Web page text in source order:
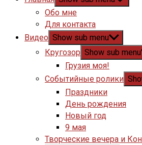
Обо мне
Для контакта
Видео Show sub menu
Кругозор Show sub menu
Грузия моя!
Событийные ролики
Праздники
День рождения
Новый год
9 мая
Творческие вечера и